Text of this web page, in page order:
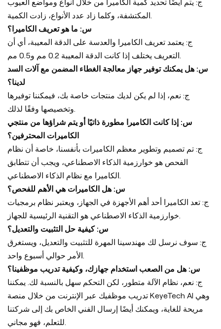
ج: يتم أيضًا تحديد كمية الكاميرا من خلال أنواع ومواضع العيوب
المكتشفة، وكلما زاد عدد الأنواع، زادت الكمية.
س: ما هو تعريف الكاميرا؟
ج: يعتمد تعريف الكاميرا والعدسة على الدقة المعيبة، أي أن
التعريف يختلف إذا كانت الدقة المعيبة 0.2 مم و0.5 مم.
س: هل يمكنك توفير جهاز معالجة الغطاء المضمن مع آلات السد
لدينا؟
ج: نعم، إذا لم يكن لديك منتجات خاصة بك، فيمكننا توفيرها
وتخصيصها وفقًا لذلك.
س: إذا كانت الكاميرا مطورة ذاتيًا أو يتم شراؤها من منتجي
الكاميرات المحترفين؟
ج: تم تصميم وتطوير معظم الكاميرات بأنفسنا، خاصة أن نظام
الفحص هو خوارزمية الذكاء الاصطناعي، ويجب أن تتطابق
الكاميرا مع نظام الذكاء الاصطناعي.
س: هل الكاميرات هي الأهم للفحص؟
ج: تعد الكاميرا أحد أهم الأجهزة في الجهاز، ويعتبر نظام برمجيات
خوارزمية الذكاء الاصطناعي هو التقنية الرئيسية للجهاز.
س: كيفية حل التثبيت والتعديل؟
ج: سوف نرسل لك مهندسينا المهرة للتثبيت والتعديل، ويستغرق
الأمر حوالي أسبوع واحد.
س: هل من الصعب استخدام جهازك، وكيفية تدريب موظفينا؟
ج: نعم، نظام الآلة متطور، لكن التحكم سهل بالنسبة لك. يمكننا
تدريب موظفيك عبر الإنترنت من خلال منصة KeyeTech AI وهي
مريحة للغاية، ويمكنك أيضًا إرسال الفني الخاص بك إلى شركتنا
للتعلم، فهو مجاني.